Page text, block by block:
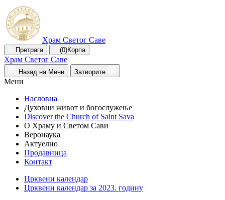
Храм Светог Саве
Претрага (0)Корпа
Храм Светог Саве
Назад на Мени Затворите
Мени
Насловна
Духовни живот и богослужење
Discover the Church of Saint Sava
О Храму и Светом Сави
Веронаука
Актуелно
Продавница
Контакт
Црквени календар
Црквени календар за 2023. годину